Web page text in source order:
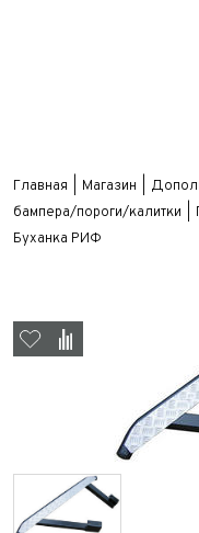
Главная Магазин
бампера/пороги/калитки
Буханка РИФ